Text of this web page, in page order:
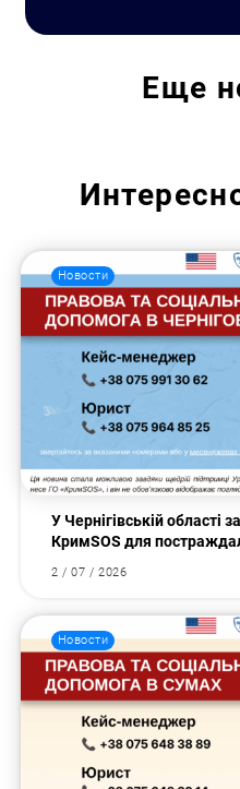
Еще
Новости
У Чернігівській області
КримSOS для
2 / 07 / 2026
Новости